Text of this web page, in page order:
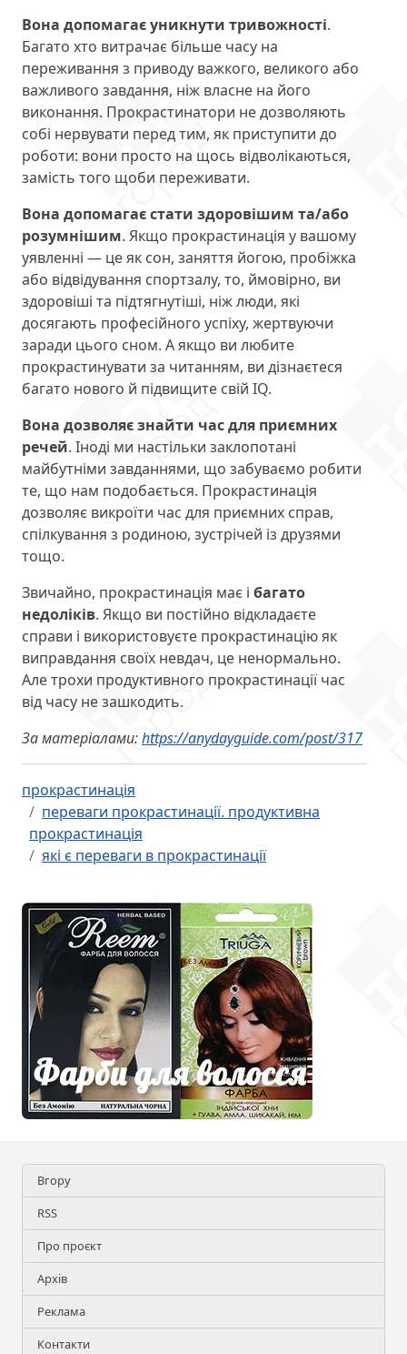
Вона допомагає уникнути тривожності.
Багато хто витрачає більше часу на
переживання з приводу важкого, великого або
важливого завдання, ніж власне на його
виконання. Прокрастинатори не дозволяють
собі нервувати перед тим, як приступити до
роботи: вони просто на щось відволікаються,
замість того щоби переживати.
Вона допомагає стати здоровішим та/або
розумнішим. Якщо прокрастинація у вашому
уявленні — це як сон, заняття йогою, пробіжка
або відвідування спортзалу, то, ймовірно, ви
здоровіші та підтягнутіші, ніж люди, які
досягають професійного успіху, жертвуючи
заради цього сном. А якщо ви любите
прокрастинувати за читанням, ви дізнаєтеся
багато нового й підвищите свій IQ.
Вона дозволяє знайти час для приємних
речей. Іноді ми настільки заклопотані
майбутніми завданнями, що забуваємо робити
те, що нам подобається. Прокрастинація
дозволяє викроїти час для приємних справ,
спілкування з родиною, зустрічей із друзями
тощо.
Звичайно, прокрастинація має і багато
недоліків. Якщо ви постійно відкладаєте
справи і використовуєте прокрастинацію як
виправдання своїх невдач, це ненормально.
Але трохи продуктивного прокрастинації час
від часу не зашкодить.
За матеріалами:https://anydayguide.com/post/317
прокрастинація
переваги прокрастинації. продуктивна
прокрастинація
які є переваги в прокрастинації
Вгору
RSS
Про проєкт
Архів
Реклама
Контакти